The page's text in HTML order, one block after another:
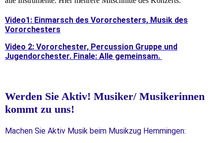
Video1: Einmarsch des Vororchesters, Musik des
Vororchesters
Video 2: Vororchester, Percussion Gruppe und
Jugendorchester. Finale: Alle gemeinsam.
Werden Sie Aktiv! Musiker/ Musikerinnen
kommt zu uns!
Machen Sie Aktiv Musik beim Musikzug Hemmingen: